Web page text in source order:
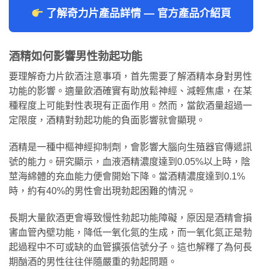
了解奇力片產品詳情 — 官方產品介紹頁
酒精如何影響男性勃起功能
要理解奇力片飲酒注意事項，首先需要了解酒精本身對男性
功能的影響。適量飲酒確實有助放鬆神經、減輕焦慮，在某
種程度上可能對性表現有正面作用。然而，當飲酒量超過一
定限度，酒精對勃起功能的負面影響就會顯現。
酒精是一種中樞神經抑制劑，會影響大腦向生殖器官傳遞訊
號的能力。研究顯示，血液酒精濃度達到0.05%以上時，陰
莖海綿體的充血能力便會開始下降。當酒精濃度達到0.1%
時，約有40%的男性會出現勃起困難的情況。
長期大量飲酒更會導致慢性勃起功能障礙，原因是酒精會損
害血管內壁功能，降低一氧化氮的生成，而一氧化氮正是勃
起過程中不可或缺的血管擴張信號分子。這也解釋了為何長
期酗酒的男性往往伴隨嚴重的勃起問題。